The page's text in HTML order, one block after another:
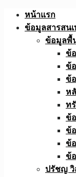
Skip
หน้าแรก
ข้อมูลสารสน
ข้อมูลพื้
ข้
ข้
ข้
ห
ท
ข้
ข้
ข้
ข้
ปรัชญ วิ